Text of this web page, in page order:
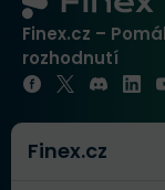
Finex.cz –
rozhodnutí
Finex.cz